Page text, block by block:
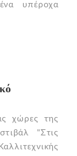
υπέροχα
χώρες της
"Στις